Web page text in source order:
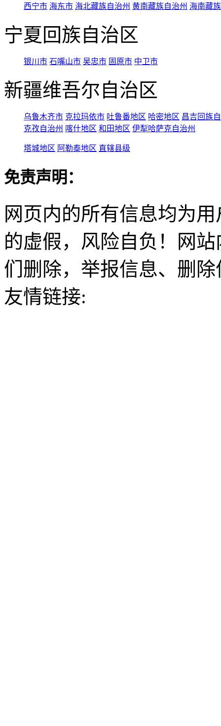
西宁市 海东市 海北藏族自治州 黄南藏族自治州 海南藏
宁夏回族自治区
银川市 石嘴山市 吴忠市 固原市 中卫市
新疆维吾尔自治区
乌鲁木齐市 克拉玛依市 吐鲁番地区 哈密地区 昌吉回族
克孜自治州 喀什地区 和田地区 伊犁哈萨克自治州
塔城地区 阿勒泰地区 直辖县级
免责声明：
网页内的所有信息均为
的虚假，风险自负！网
们删除，举报信息、删
友情链接: